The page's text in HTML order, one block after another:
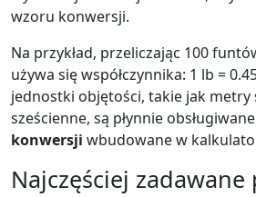
wzoru konwersji.
Na przykład, przeliczając 100
używa się współczynnika: 1 lb =
jednostki objętości, takie jak metry
sześcienne, są płynnie
konwersji wbudowane w
Najczęściej zadawane